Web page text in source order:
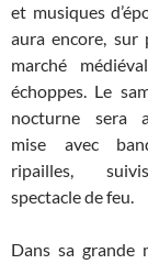
et musiques
aura encore, sur
marché
échoppes. Le
nocturne sera
mise avec
ripailles,
spectacle de feu.
Dans sa grande